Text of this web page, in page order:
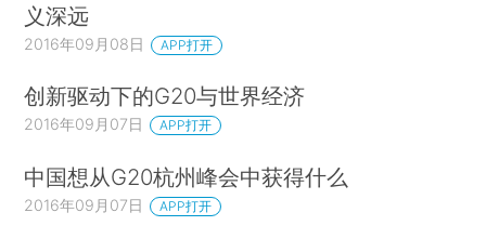
义深远
2016年09月08日 APP打开
创新驱动下的G20与世界经济
2016年09月07日 APP打开
中国想从G20杭州峰会中获得什么
2016年09月07日 APP打开